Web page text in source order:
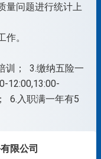
量问题进行统计上
。
训； 3.缴纳五险一
12:00,13:00-
6.入职满一年有5
限公司